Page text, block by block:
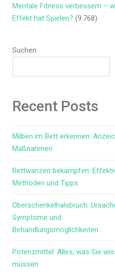
Mentale Fitness verbessern –
Effekt hat Spielen? (9.768)
Suchen
Recent Posts
Milben im Bett erkennen:
Maßnahmen
Bettwanzen bekämpfen:
Methoden und Tipps
Oberschenkelhalsbruch:
Symptome und
Behandlungsmöglichkeiten
Potenzmittel: Alles, was Sie
müssen